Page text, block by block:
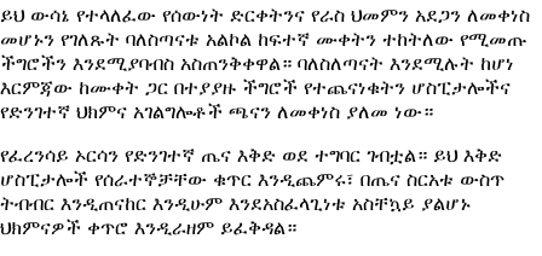
ይህ ውሳኔ የተላለፈው የሰውነት ድርቀትንና የራስ ህመምን አደጋን ለመቀነስ
መሆኑን የገለጹት ባለስጣናቱ አልኮል ከፍተኛ ሙቀትን ተከትለው የሚመጡ
ችግሮችን እንደሚያባብስ አስጠንቅቀዋል። ባለስለጣናት እንደሚሉት ከሆነ
እርምጃው ከሙቀት ጋር በተያያዙ ችግሮች የተጨናነቁትን ሆስፒታሎችና
የድንገተኛ ህክምና አገልግሎቶች ጫናን ለመቀነስ ያለመ ነው።
የፈረንሳይ ኦርሳን የድንገተኛ ጤና እቅድ ወደ ተግባር ገብቷል። ይህ እቅድ
ሆስፒታሎች የሰራተኞቻቸው ቁጥር እንዲጨምሩ፣ በጤና ስርአቱ ውስጥ
ትብብር እንዲጠናከር እንዲሁም እንደአስፈላጊነቱ አስቸኳይ ያልሆኑ
ህክምናዎች ቀጥሮ እንዲራዘም ይፈቅዳል።